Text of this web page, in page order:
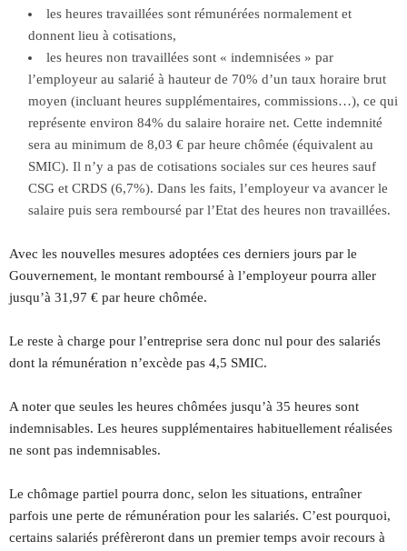
les heures travaillées sont rémunérées normalement et
donnent lieu à cotisations,
les heures non travaillées sont « indemnisées » par
l’employeur au salarié à hauteur de 70% d’un taux horaire brut
moyen (incluant heures supplémentaires, commissions…), ce qui
représente environ 84% du salaire horaire net. Cette indemnité
sera au minimum de 8,03 € par heure chômée (équivalent au
SMIC). Il n’y a pas de cotisations sociales sur ces heures sauf
CSG et CRDS (6,7%). Dans les faits, l’employeur va avancer le
salaire puis sera remboursé par l’Etat des heures non travaillées.
Avec les nouvelles mesures adoptées ces derniers jours par le
Gouvernement, le montant remboursé à l’employeur pourra aller
jusqu’à 31,97 € par heure chômée.
Le reste à charge pour l’entreprise sera donc nul pour des salariés
dont la rémunération n’excède pas 4,5 SMIC.
A noter que seules les heures chômées jusqu’à 35 heures sont
indemnisables. Les heures supplémentaires habituellement réalisées
ne sont pas indemnisables.
Le chômage partiel pourra donc, selon les situations, entraîner
parfois une perte de rémunération pour les salariés. C’est pourquoi,
certains salariés préfèreront dans un premier temps avoir recours à